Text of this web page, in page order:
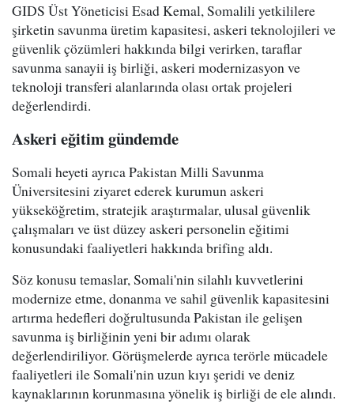
GIDS Üst Yöneticisi Esad Kemal, Somalili yetkililere
şirketin savunma üretim kapasitesi, askeri teknolojileri ve
güvenlik çözümleri hakkında bilgi verirken, taraflar
savunma sanayii iş birliği, askeri modernizasyon ve
teknoloji transferi alanlarında olası ortak projeleri
değerlendirdi.
Askeri eğitim gündemde
Somali heyeti ayrıca Pakistan Milli Savunma
Üniversitesini ziyaret ederek kurumun askeri
yükseköğretim, stratejik araştırmalar, ulusal güvenlik
çalışmaları ve üst düzey askeri personelin eğitimi
konusundaki faaliyetleri hakkında brifing aldı.
Söz konusu temaslar, Somali'nin silahlı kuvvetlerini
modernize etme, donanma ve sahil güvenlik kapasitesini
artırma hedefleri doğrultusunda Pakistan ile gelişen
savunma iş birliğinin yeni bir adımı olarak
değerlendiriliyor. Görüşmelerde ayrıca terörle mücadele
faaliyetleri ile Somali'nin uzun kıyı şeridi ve deniz
kaynaklarının korunmasına yönelik iş birliği de ele alındı.